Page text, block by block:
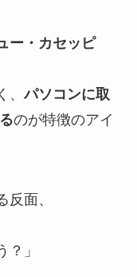
ー・カセッピ
、パソコンに取
のが特徴のアイ
面、
？」